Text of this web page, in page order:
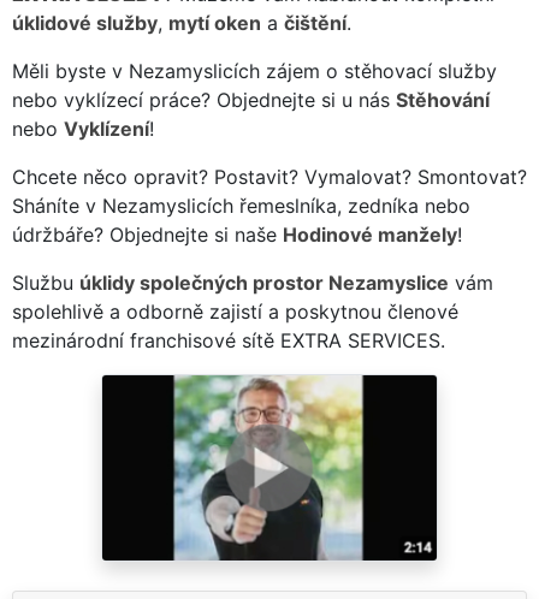
úklidové služby, mytí oken a čištění.
Měli byste v Nezamyslicích zájem o stěhovací služby
nebo vyklízecí práce? Objednejte si u nás Stěhování
nebo Vyklízení!
Chcete něco opravit? Postavit? Vymalovat? Smontovat?
Sháníte v Nezamyslicích řemeslníka, zedníka nebo
údržbáře? Objednejte si naše Hodinové manžely!
Službu úklidy společných prostor Nezamyslice vám
spolehlivě a odborně zajistí a poskytnou členové
mezinárodní franchisové sítě EXTRA SERVICES.